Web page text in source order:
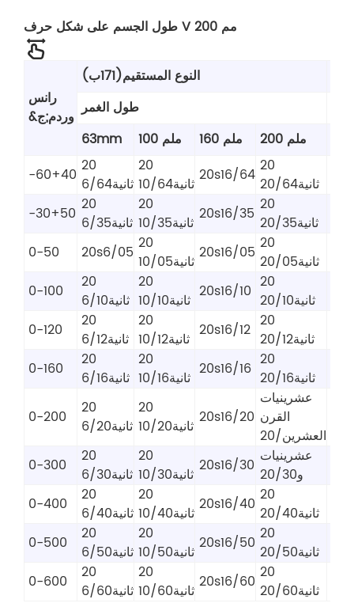
طول الجسم على شكل حرف V 200 مم
رانس
&وردم;ج
النوع المستقيم(171ب)
طول الغمر
63mm
100 ملم 160 ملم 200 ملم
-60+40 20
ثانية6/64
20
ثانية10/64 20s16/64 20
ثانية20/64
-30+50 20
ثانية6/35
20
ثانية10/35 20s16/35 20
ثانية20/35
0-50
20s6/05 20
ثانية10/05 20s16/05 20
ثانية20/05
0-100
20
ثانية6/10
20
ثانية10/10 20s16/10 20
ثانية20/10
0-120
20
ثانية6/12
20
ثانية10/12 20s16/12 20
ثانية20/12
0-160
20
ثانية6/16
20
ثانية10/16 20s16/16 20
ثانية20/16
0-200
20
ثانية6/20
20
ثانية10/20 20s16/20
عشرينيات
القرن
العشرين/20
0-300
20
ثانية6/30
20
ثانية10/30 20s16/30 عشرينيات
و20/30
0-400
20
ثانية6/40
20
ثانية10/40 20s16/40 20
ثانية20/40
0-500
20
ثانية6/50
20
ثانية10/50 20s16/50 20
ثانية20/50
0-600
20
ثانية6/60
20
ثانية10/60 20s16/60 20
ثانية20/60